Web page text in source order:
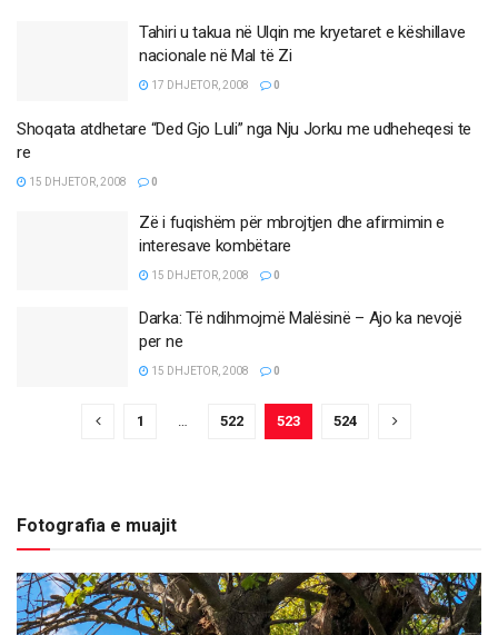
Tahiri u takua në Ulqin me kryetaret e këshillave
nacionale në Mal të Zi
17 DHJETOR, 2008 0
Shoqata atdhetare “Ded Gjo Luli” nga Nju Jorku me udheheqesi te
re
15 DHJETOR, 2008 0
Zë i fuqishëm për mbrojtjen dhe afirmimin e
interesave kombëtare
15 DHJETOR, 2008 0
Darka: Të ndihmojmë Malësinë – Ajo ka nevojë
per ne
15 DHJETOR, 2008 0
1 522 523 524
Fotografia e muajit